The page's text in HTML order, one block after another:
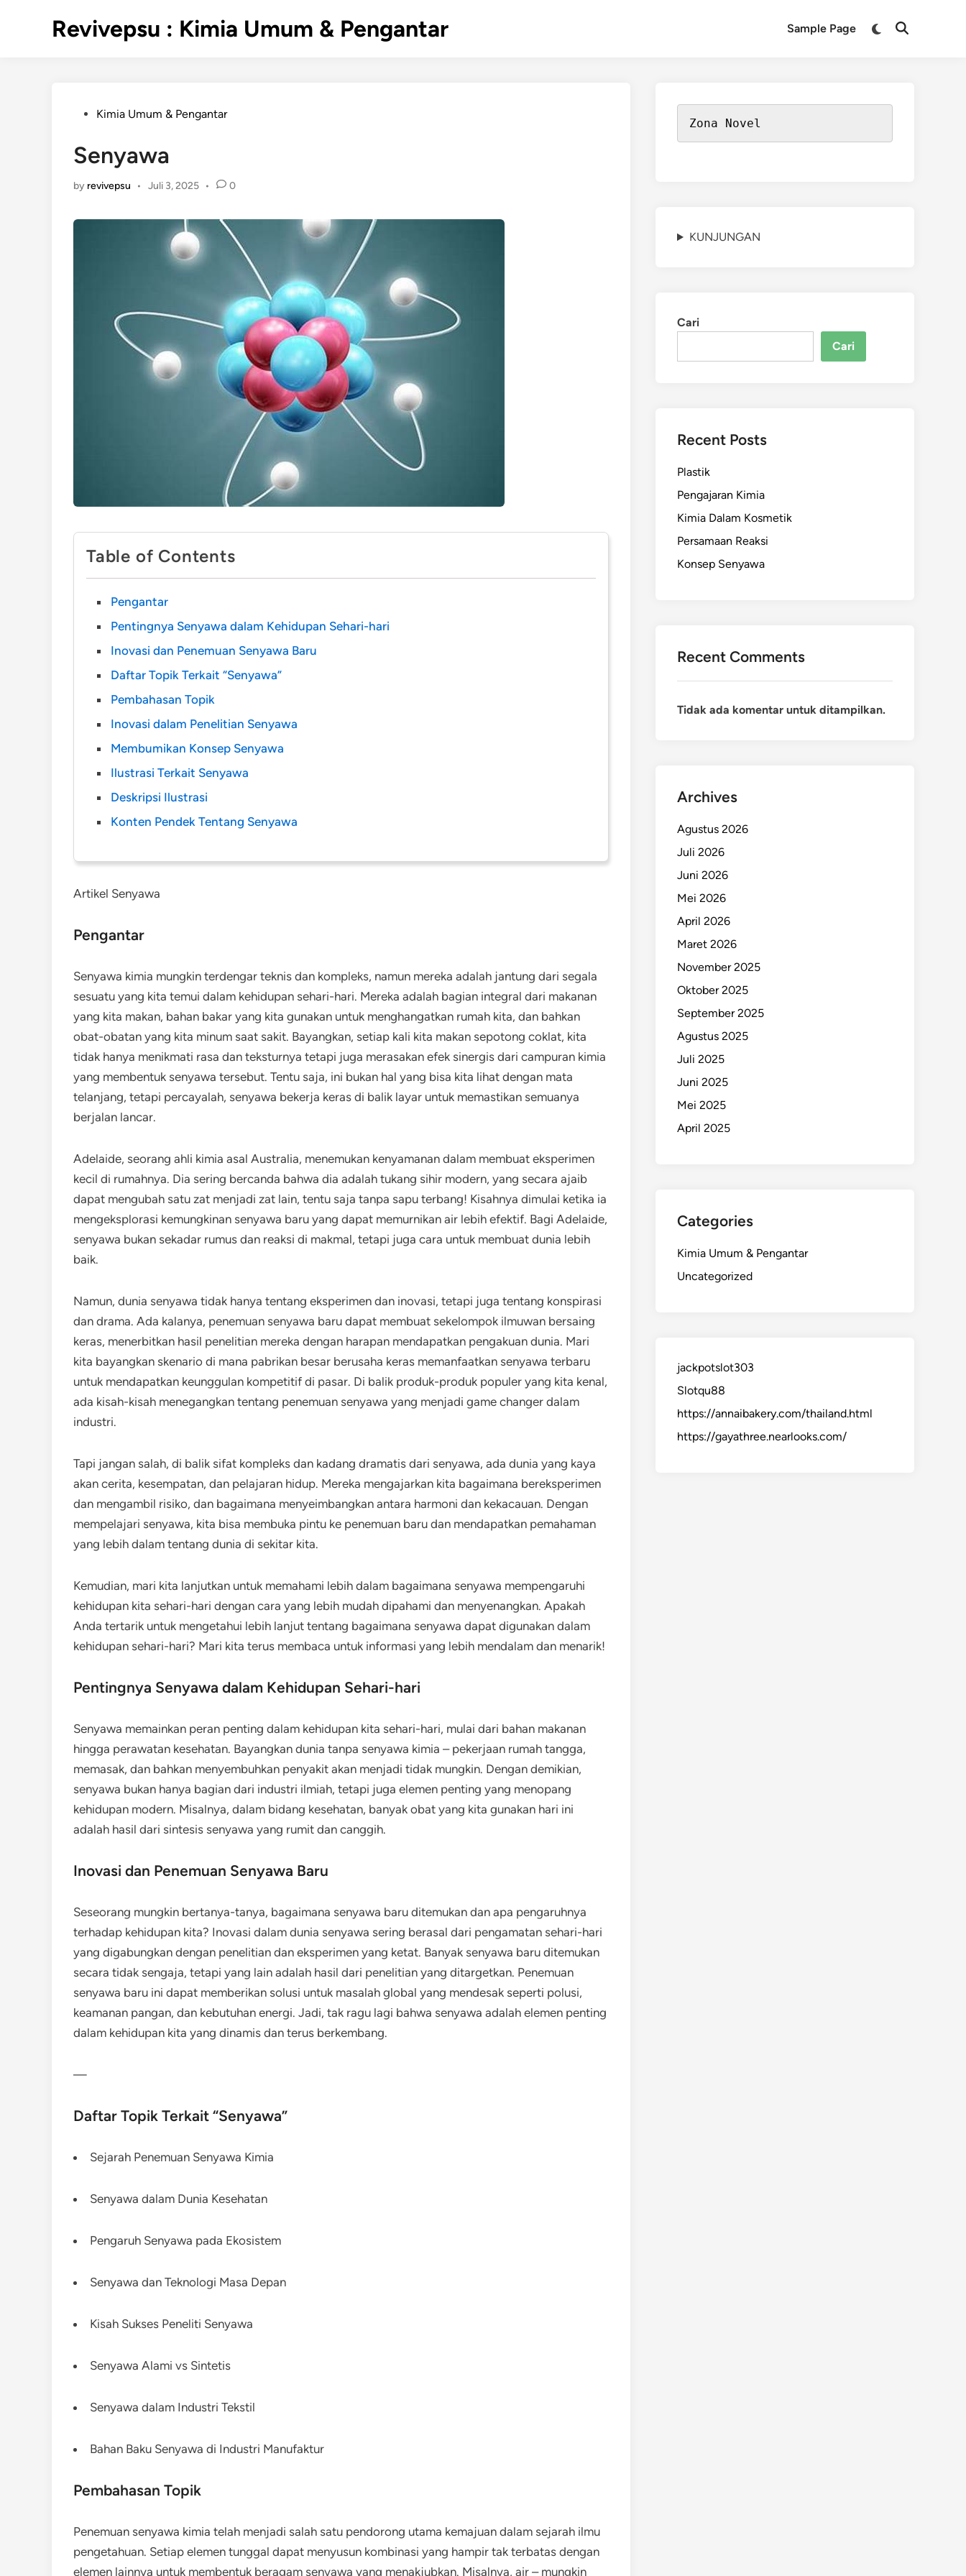
Revivepsu : Kimia Umum & Pengantar Sample Page
Switch
Open
PostedKimia Umum & Pengantar
Senyawa
by revivepsu • Juli 3, 2025 • 0
Table of Contents
Pengantar
Pentingnya Senyawa dalam Kehidupan Sehari-hari
Inovasi dan Penemuan Senyawa Baru
Daftar Topik Terkait “Senyawa”
Pembahasan Topik
Inovasi dalam Penelitian Senyawa
Membumikan Konsep Senyawa
Ilustrasi Terkait Senyawa
Deskripsi Ilustrasi
Konten Pendek Tentang Senyawa
Artikel Senyawa
Pengantar
Senyawa kimia mungkin terdengar teknis dan kompleks, namun mereka adalah jantung dari segala
sesuatu yang kita temui dalam kehidupan sehari-hari. Mereka adalah bagian integral dari makanan
yang kita makan, bahan bakar yang kita gunakan untuk menghangatkan rumah kita, dan bahkan
obat-obatan yang kita minum saat sakit. Bayangkan, setiap kali kita makan sepotong coklat, kita
tidak hanya menikmati rasa dan teksturnya tetapi juga merasakan efek sinergis dari campuran kimia
yang membentuk senyawa tersebut. Tentu saja, ini bukan hal yang bisa kita lihat dengan mata
telanjang, tetapi percayalah, senyawa bekerja keras di balik layar untuk memastikan semuanya
berjalan lancar.
Adelaide, seorang ahli kimia asal Australia, menemukan kenyamanan dalam membuat eksperimen
kecil di rumahnya. Dia sering bercanda bahwa dia adalah tukang sihir modern, yang secara ajaib
dapat mengubah satu zat menjadi zat lain, tentu saja tanpa sapu terbang! Kisahnya dimulai ketika ia
mengeksplorasi kemungkinan senyawa baru yang dapat memurnikan air lebih efektif. Bagi Adelaide,
senyawa bukan sekadar rumus dan reaksi di makmal, tetapi juga cara untuk membuat dunia lebih
baik.
Namun, dunia senyawa tidak hanya tentang eksperimen dan inovasi, tetapi juga tentang konspirasi
dan drama. Ada kalanya, penemuan senyawa baru dapat membuat sekelompok ilmuwan bersaing
keras, menerbitkan hasil penelitian mereka dengan harapan mendapatkan pengakuan dunia. Mari
kita bayangkan skenario di mana pabrikan besar berusaha keras memanfaatkan senyawa terbaru
untuk mendapatkan keunggulan kompetitif di pasar. Di balik produk-produk populer yang kita kenal,
ada kisah-kisah menegangkan tentang penemuan senyawa yang menjadi game changer dalam
industri.
Tapi jangan salah, di balik sifat kompleks dan kadang dramatis dari senyawa, ada dunia yang kaya
akan cerita, kesempatan, dan pelajaran hidup. Mereka mengajarkan kita bagaimana bereksperimen
dan mengambil risiko, dan bagaimana menyeimbangkan antara harmoni dan kekacauan. Dengan
mempelajari senyawa, kita bisa membuka pintu ke penemuan baru dan mendapatkan pemahaman
yang lebih dalam tentang dunia di sekitar kita.
Kemudian, mari kita lanjutkan untuk memahami lebih dalam bagaimana senyawa mempengaruhi
kehidupan kita sehari-hari dengan cara yang lebih mudah dipahami dan menyenangkan. Apakah
Anda tertarik untuk mengetahui lebih lanjut tentang bagaimana senyawa dapat digunakan dalam
kehidupan sehari-hari? Mari kita terus membaca untuk informasi yang lebih mendalam dan menarik!
Pentingnya Senyawa dalam Kehidupan Sehari-hari
Senyawa memainkan peran penting dalam kehidupan kita sehari-hari, mulai dari bahan makanan
hingga perawatan kesehatan. Bayangkan dunia tanpa senyawa kimia – pekerjaan rumah tangga,
memasak, dan bahkan menyembuhkan penyakit akan menjadi tidak mungkin. Dengan demikian,
senyawa bukan hanya bagian dari industri ilmiah, tetapi juga elemen penting yang menopang
kehidupan modern. Misalnya, dalam bidang kesehatan, banyak obat yang kita gunakan hari ini
adalah hasil dari sintesis senyawa yang rumit dan canggih.
Inovasi dan Penemuan Senyawa Baru
Seseorang mungkin bertanya-tanya, bagaimana senyawa baru ditemukan dan apa pengaruhnya
terhadap kehidupan kita? Inovasi dalam dunia senyawa sering berasal dari pengamatan sehari-hari
yang digabungkan dengan penelitian dan eksperimen yang ketat. Banyak senyawa baru ditemukan
secara tidak sengaja, tetapi yang lain adalah hasil dari penelitian yang ditargetkan. Penemuan
senyawa baru ini dapat memberikan solusi untuk masalah global yang mendesak seperti polusi,
keamanan pangan, dan kebutuhan energi. Jadi, tak ragu lagi bahwa senyawa adalah elemen penting
dalam kehidupan kita yang dinamis dan terus berkembang.
—
Daftar Topik Terkait “Senyawa”
Sejarah Penemuan Senyawa Kimia
Senyawa dalam Dunia Kesehatan
Pengaruh Senyawa pada Ekosistem
Senyawa dan Teknologi Masa Depan
Kisah Sukses Peneliti Senyawa
Senyawa Alami vs Sintetis
Senyawa dalam Industri Tekstil
Bahan Baku Senyawa di Industri Manufaktur
Pembahasan Topik
Penemuan senyawa kimia telah menjadi salah satu pendorong utama kemajuan dalam sejarah ilmu
pengetahuan. Setiap elemen tunggal dapat menyusun kombinasi yang hampir tak terbatas dengan
elemen lainnya untuk membentuk beragam senyawa yang menakjubkan. Misalnya, air – mungkin
Zona Novel
KUNJUNGAN
Cari
Cari
Recent Posts
Plastik
Pengajaran Kimia
Kimia Dalam Kosmetik
Persamaan Reaksi
Konsep Senyawa
Recent Comments
Tidak ada komentar untuk ditampilkan.
Archives
Agustus 2026
Juli 2026
Juni 2026
Mei 2026
April 2026
Maret 2026
November 2025
Oktober 2025
September 2025
Agustus 2025
Juli 2025
Juni 2025
Mei 2025
April 2025
Categories
Kimia Umum & Pengantar
Uncategorized
jackpotslot303
Slotqu88
https://annaibakery.com/thailand.html
https://gayathree.nearlooks.com/